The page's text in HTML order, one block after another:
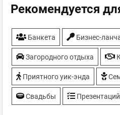
Танцпол
ТВ-плазмы
Рекомендуется
Банкета Бизнес-
Загородного отдыха
Приятного уик-энда
Свадьбы Презентаций